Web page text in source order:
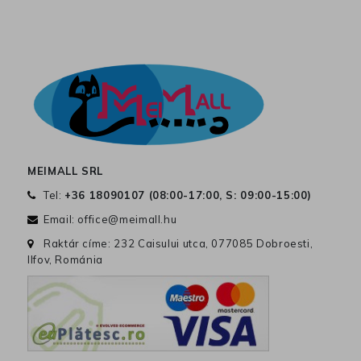
MEIMALL SRL
Tel: +36 18090107 (08:00-17:00, S: 09:00-15:00)
Email: office@meimall.hu
Raktár címe: 232 Caisului utca, 077085 Dobroesti,
Ilfov, Románia